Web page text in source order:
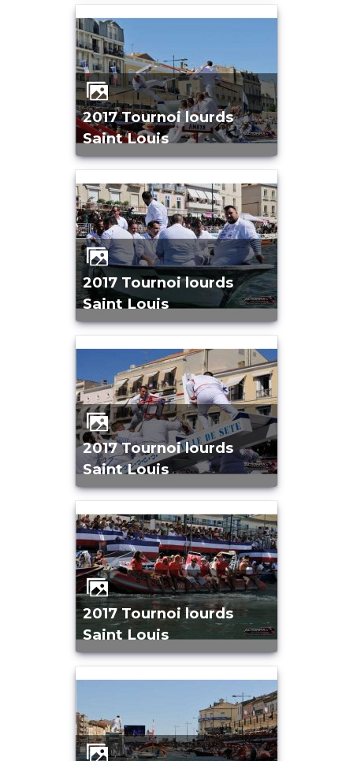
2017 Tournoi lourds
Saint Louis
2017 Tournoi lourds
Saint Louis
2017 Tournoi lourds
Saint Louis
2017 Tournoi lourds
Saint Louis